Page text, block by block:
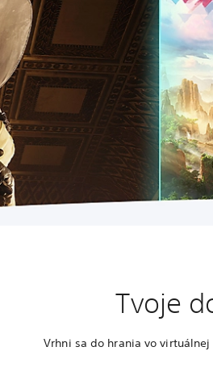
Tvoje
Vrhni sa do hrania vo